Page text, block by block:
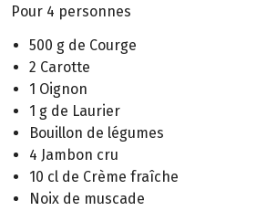
Pour 4 personnes
500 g de Courge
2 Carotte
1 Oignon
1 g de Laurier
Bouillon de légumes
4 Jambon cru
10 cl de Crème fraîche
Noix de muscade